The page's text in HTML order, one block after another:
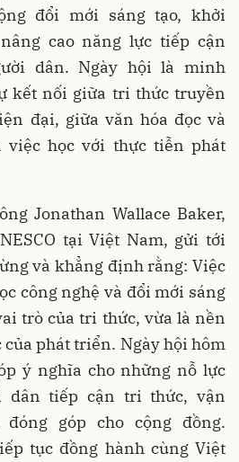
đổi mới sáng tạo, khởi
cao năng lực tiếp cận
dân. Ngày hội là minh
kết nối giữa tri thức truyền
đại, giữa văn hóa đọc và
việc học với thực tiễn phát
Jonathan Wallace Baker,
tại Việt Nam, gửi tới
và khẳng định rằng: Việc
công nghệ và đổi mới sáng
trò của tri thức, vừa là nền
của phát triển. Ngày hội hôm
ý nghĩa cho những nỗ lực
dân tiếp cận tri thức, vận
góp cho cộng đồng.
tục đồng hành cùng Việt